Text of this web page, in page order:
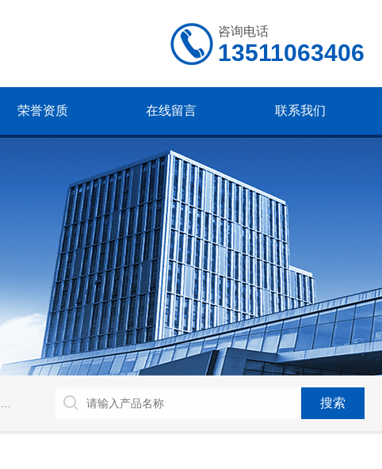
咨询电话
13511063406
荣誉资质 在线留言 联系我们